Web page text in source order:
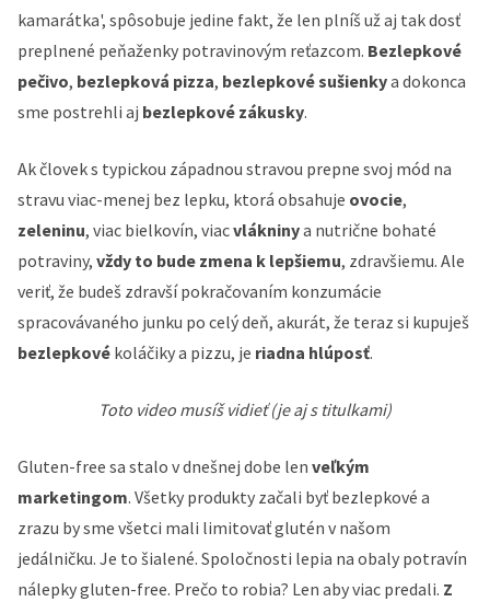
kamarátka', spôsobuje jedine fakt, že len plníš už aj tak dosť
preplnené peňaženky potravinovým reťazcom. Bezlepkové
pečivo, bezlepková pizza, bezlepkové sušienkya dokonca
sme postrehli aj bezlepkové zákusky.
Ak človek s typickou západnou stravou prepne svoj mód na
stravu viac-menej bez lepku, ktorá obsahuje ovocie,
zeleninu, viac bielkovín, viacvlákninya nutrične bohaté
potraviny, vždy to bude zmena k lepšiemu, zdravšiemu. Ale
veriť, že budeš zdravší pokračovaním konzumácie
spracovávaného junku po celý deň, akurát, že teraz si kupuješ
bezlepkové koláčiky a pizzu, je riadna hlúposť.
Toto video musíš vidieť (je aj s titulkami)
Gluten-free sa stalo v dnešnej dobe len veľkým
marketingom. Všetky produkty začali byť bezlepkové a
zrazu by sme všetci mali limitovať glutén v našom
jedálničku. Je to šialené. Spoločnosti lepia na obaly potravín
nálepky gluten-free. Prečo to robia? Len aby viac predali. Z